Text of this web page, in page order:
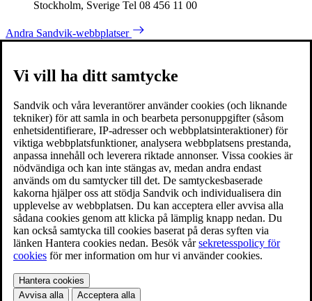
Stockholm, Sverige Tel 08 456 11 00
Andra Sandvik-webbplatser
Vi vill ha ditt samtycke
Sandvik och våra leverantörer använder cookies (och liknande
tekniker) för att samla in och bearbeta personuppgifter (såsom
enhetsidentifierare, IP-adresser och webbplatsinteraktioner) för
viktiga webbplatsfunktioner, analysera webbplatsens prestanda,
anpassa innehåll och leverera riktade annonser. Vissa cookies är
nödvändiga och kan inte stängas av, medan andra endast
används om du samtycker till det. De samtyckesbaserade
kakorna hjälper oss att stödja Sandvik och individualisera din
upplevelse av webbplatsen. Du kan acceptera eller avvisa alla
sådana cookies genom att klicka på lämplig knapp nedan. Du
kan också samtycka till cookies baserat på deras syften via
länken Hantera cookies nedan. Besök vårsekretesspolicy för
cookies för mer information om hur vi använder cookies.
Hantera cookies
Avvisa alla
Acceptera alla